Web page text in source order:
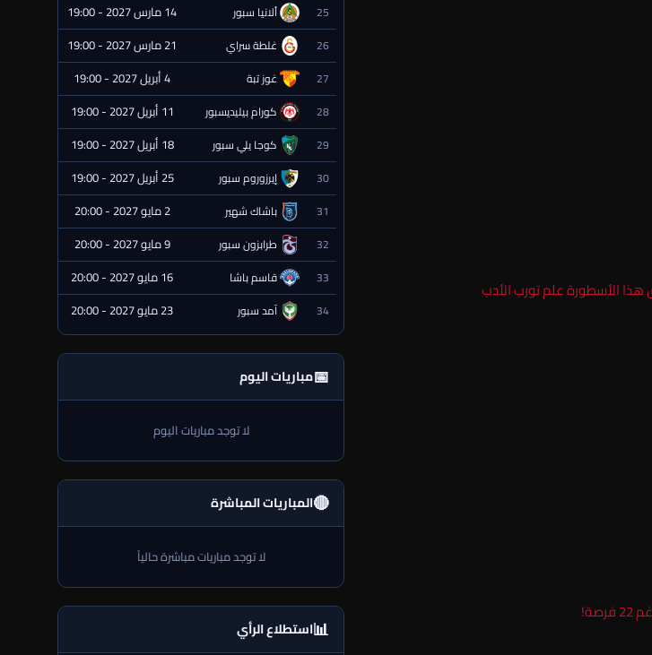
الأسطورة علم تورب الأدب
25 ألانيا سبور 14 مارس 2027 - 19:00
26 غلطة سراي 21 مارس 2027 - 19:00
27 غوز تبة 4 أبريل 2027 - 19:00
28 كورام بيليديسبور 11 أبريل 2027 - 19:00
29 كوجا يلي سبور 18 أبريل 2027 - 19:00
30 إيرزوروم سبور 25 أبريل 2027 - 19:00
31 باشاك شهير 2 مايو 2027 - 20:00
32 طرابزون سبور 9 مايو 2027 - 20:00
33 قاسم باشا 16 مايو 2027 - 20:00
34 آمد سبور 23 مايو 2027 - 20:00
📅مباريات اليوم
لا توجد مباريات اليوم
🔴المباريات المباشرة
لا توجد مباريات مباشرة حالياً
📊استطلاع الرأي